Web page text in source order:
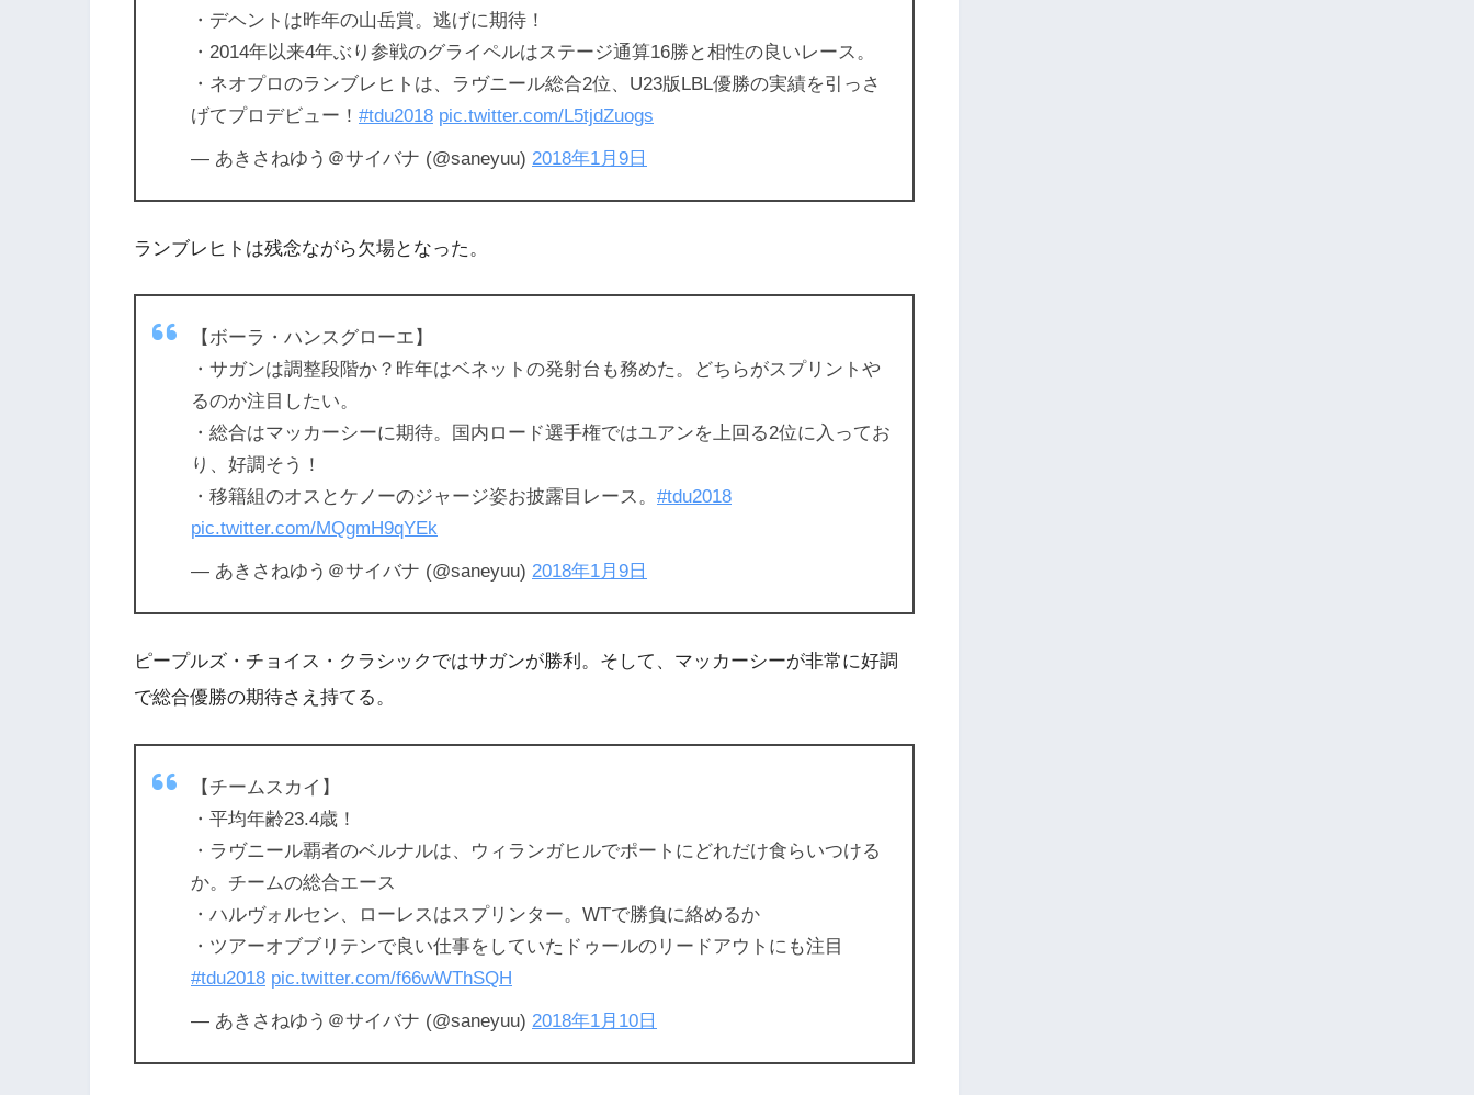
・デヘントは昨年の山岳賞。逃げに期待！
・2014年以来4年ぶり参戦のグライペルはステージ通算16勝と相性の良いレース。
・ネオプロのランブレヒトは、ラヴニール総合2位、U23版LBL優勝の実績を引っさ
げてプロデビュー！ #tdu2018 pic.twitter.com/L5tjdZuogs
— あきさねゆう＠サイバナ (@saneyuu) 2018年1月9日
ランブレヒトは残念ながら欠場となった。
【ボーラ・ハンスグローエ】
・サガンは調整段階か？昨年はベネットの発射台も務めた。どちらがスプリントや
るのか注目したい。
・総合はマッカーシーに期待。国内ロード選手権ではユアンを上回る2位に入ってお
り、好調そう！
・移籍組のオスとケノーのジャージ姿お披露目レース。 #tdu2018
pic.twitter.com/MQgmH9qYEk
— あきさねゆう＠サイバナ (@saneyuu) 2018年1月9日
ピープルズ・チョイス・クラシックではサガンが勝利。そして、マッカーシーが非常に好調
で総合優勝の期待さえ持てる。
【チームスカイ】
・平均年齢23.4歳！
・ラヴニール覇者のベルナルは、ウィランガヒルでポートにどれだけ食らいつける
か。チームの総合エース
・ハルヴォルセン、ローレスはスプリンター。WTで勝負に絡めるか
・ツアーオブブリテンで良い仕事をしていたドゥールのリードアウトにも注目
#tdu2018 pic.twitter.com/f66wWThSQH
— あきさねゆう＠サイバナ (@saneyuu) 2018年1月10日